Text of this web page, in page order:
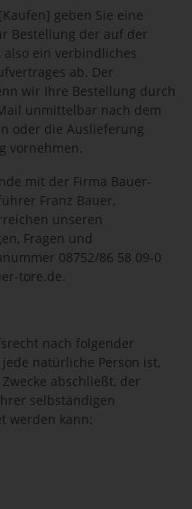
geben Sie eine
Bestellung der auf der
also ein verbindliches
ab. Der
wir Ihre Bestellung durch
unmittelbar nach dem
oder die Auslieferung
vornehmen.
mit der Firma Bauer-
Franz Bauer,
unseren
Fragen und
08752/86 58 09-0
tore.de.
nach folgender
natürliche Person ist,
abschließt, der
selbständigen
werden kann: